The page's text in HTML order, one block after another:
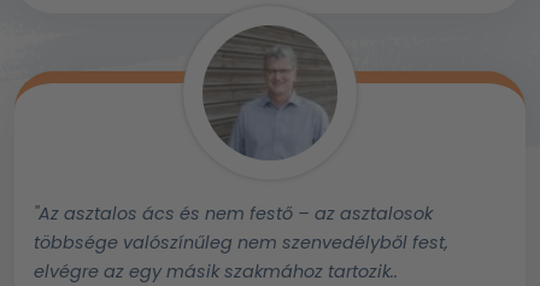
"Az asztalos ács és nem festő – az asztalosok
többsége valószínűleg nem szenvedélyből fest,
elvégre az egy másik szakmához tartozik..